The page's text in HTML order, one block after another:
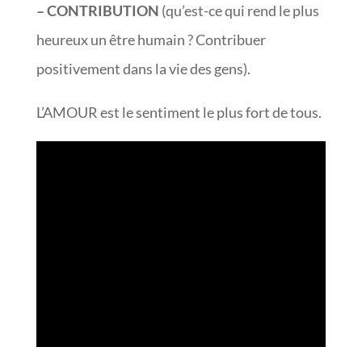
– CONTRIBUTION (qu’est-ce qui rend le plus
heureux un être humain ? Contribuer
positivement dans la vie des gens).
L’AMOUR est le sentiment le plus fort de tous.